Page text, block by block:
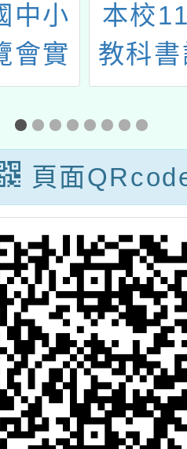
中小
會實
正及
究倫
全學
案
本校
教科
頁面